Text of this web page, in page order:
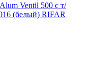
Ventil 500 с т/
(белый) RIFAR